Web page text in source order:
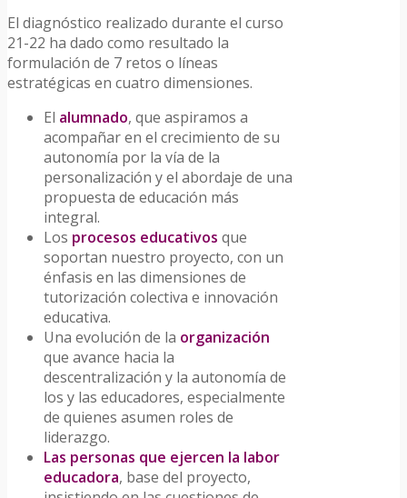
El diagnóstico realizado durante el curso
21-22 ha dado como resultado la
formulación de 7 retos o líneas
estratégicas en cuatro dimensiones.
El alumnado, que aspiramos a
acompañar en el crecimiento de su
autonomía por la vía de la
personalización y el abordaje de una
propuesta de educación más
integral.
Los procesos educativos que
soportan nuestro proyecto, con un
énfasis en las dimensiones de
tutorización colectiva e innovación
educativa.
Una evolución de la organización
que avance hacia la
descentralización y la autonomía de
los y las educadores, especialmente
de quienes asumen roles de
liderazgo.
Las personas que ejercen la labor
educadora, base del proyecto,